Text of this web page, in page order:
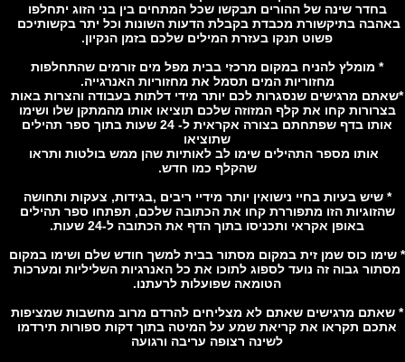
בחדר שינה של ההורים תבקשו שכל המתחים בין בני הזוג יתחלפו
בתיקשורת מכבדת בקבלת הדעות השונות וכל יתר בקשותיכם
פשוט תנקו בעזרת המילים שלכם בזמן הנקיון.
* מומלץ להניח במקום מרכזי בבית מפל מים זורמים שהתחלפות
מחזוריות המים תסמל את מחזוריות האנרגייה.
מרגישים שנסגרות לכם יותר מידי דלתות בעבודה והצרות באות
קחו את קלף המזוזה שלכם תוציאו אותו מהמתקן שלו ושימו
אותו בדף שפתחתם בצורה אקראית ל- 24 שעות בתוך ספר תהילים
שתוציאו
אותו מספר התהילים שימו לב לאותיות שהן ממש בולטות ותראו
שהקלף כמו חדש.
שיש בעיות בחיי נישואין יותר מידיי ריבים ,בגידות, צעקות ותחושה
הזו מתפוררת קחו את הכתובה שלכם, תפתחו ספר תהילים
באופן אקראי ותכניסו בתוך הדף את הכתובה ל-24 שעות.
כוס שמן זית במקום מסתור בבית למשך חודש שלם ושימו במקום
גבוה זה נועד לספוג לתוכו את כל האנרגיות השליליות ומערכות
הטומאה שפועלות לרעתנו.
מרגישים שאתם לא מצליחים להרדם מרוב מחשבות שמציפות
תקראו את קריאת שמע על המיטה בתוך דקות ספורות תירדמו
לשינה רצופה עריבה ורגועה